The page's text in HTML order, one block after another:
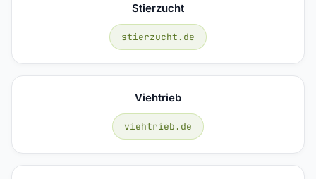
Stierzucht
stierzucht.de
Viehtrieb
viehtrieb.de